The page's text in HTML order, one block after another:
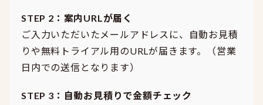
STEP 2：案内URLが届く
ご入力いただいたメールアドレスに、自動お見積
りや無料トライアル用のURLが届きます。（営業
日内での送信となります）
STEP 3：自動お見積りで金額チェック